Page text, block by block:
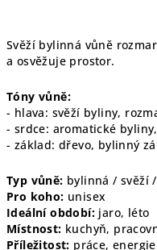
Svěží bylinná vůně
a osvěžuje prostor.
Tóny vůně:
- hlava: svěží byliny,
- srdce: aromatické
- základ: dřevo, bylinný
Typ vůně: bylinná / svěží
Pro koho: unisex
Ideální období: jaro, léto
Místnost: kuchyň,
Příležitost: práce, energie